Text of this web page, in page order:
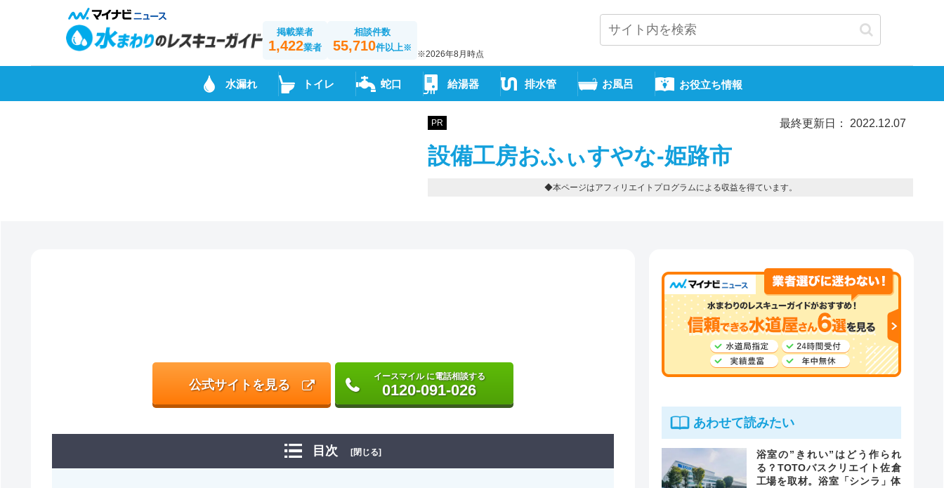
掲載業者
1,422業者
相談件数
55,710件以上※
※2026年8月時点
水漏れ トイレ 蛇口 給湯器 排水管 お風呂 お役立ち情報
PR 最終更新日： 2022.12.07
設備工房おふぃすやな-姫路市
◆本ページはアフィリエイトプログラムによる収益を得ています。
公式サイトを見る
イースマイル に電話相談する
0120-091-026
目次 [閉じる]
あわせて読みたい
浴室の”きれい”はどう作られ
る？TOTOバスクリエイト佐倉
工場を取材。浴室「シンラ」体